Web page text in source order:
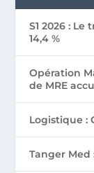
S1 2026 :
14,4 %
Opération
de MRE
Logistique :
Tanger Med